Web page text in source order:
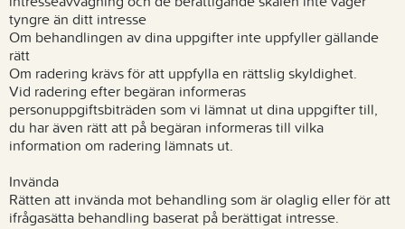
tyngre än ditt intresse
Om behandlingen av dina uppgifter inte uppfyller gällande
rätt
Om radering krävs för att uppfylla en rättslig skyldighet.
Vid radering efter begäran informeras
personuppgiftsbiträden som vi lämnat ut dina uppgifter till,
du har även rätt att på begäran informeras till vilka
information om radering lämnats ut.
Invända
Rätten att invända mot behandling som är olaglig eller för att
ifrågasätta behandling baserat på berättigat intresse.